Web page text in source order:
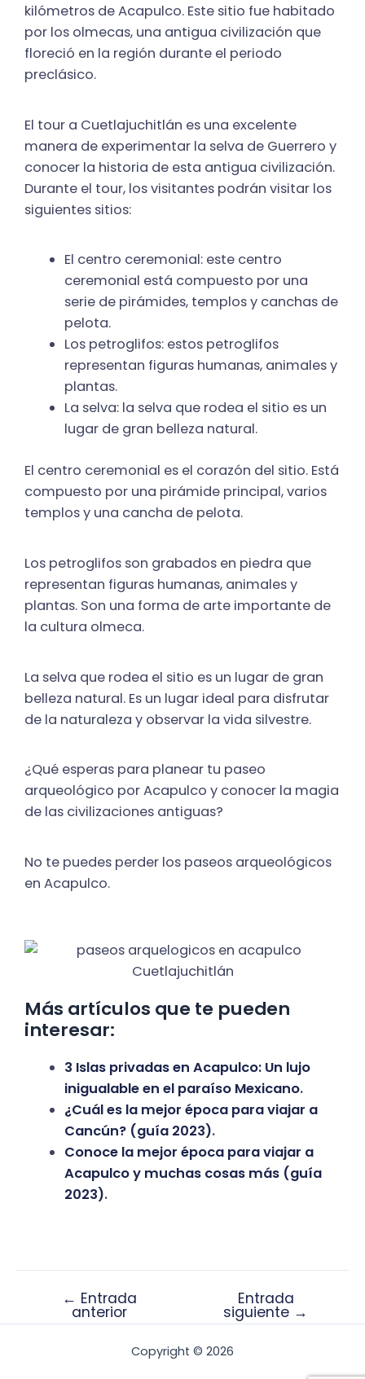
kilómetros de Acapulco. Este sitio fue habitado
por los olmecas, una antigua civilización que
floreció en la región durante el periodo
preclásico.
El tour a Cuetlajuchitlán es una excelente
manera de experimentar la selva de Guerrero y
conocer la historia de esta antigua civilización.
Durante el tour, los visitantes podrán visitar los
siguientes sitios:
El centro ceremonial: este centro
ceremonial está compuesto por una
serie de pirámides, templos y canchas de
pelota.
Los petroglifos: estos petroglifos
representan figuras humanas, animales y
plantas.
La selva: la selva que rodea el sitio es un
lugar de gran belleza natural.
El centro ceremonial es el corazón del sitio. Está
compuesto por una pirámide principal, varios
templos y una cancha de pelota.
Los petroglifos son grabados en piedra que
representan figuras humanas, animales y
plantas. Son una forma de arte importante de
la cultura olmeca.
La selva que rodea el sitio es un lugar de gran
belleza natural. Es un lugar ideal para disfrutar
de la naturaleza y observar la vida silvestre.
¿Qué esperas para planear tu paseo
arqueológico por Acapulco y conocer la magia
de las civilizaciones antiguas?
No te puedes perder los paseos arqueológicos
en Acapulco.
Más artículos que te pueden
interesar:
3 Islas privadas en Acapulco: Un lujo
inigualable en el paraíso Mexicano.
¿Cuál es la mejor época para viajar a
Cancún? (guía 2023).
Conoce la mejor época para viajar a
Acapulco y muchas cosas más (guía
2023).
← Entrada
anterior
Entrada
siguiente →
Copyright © 2026